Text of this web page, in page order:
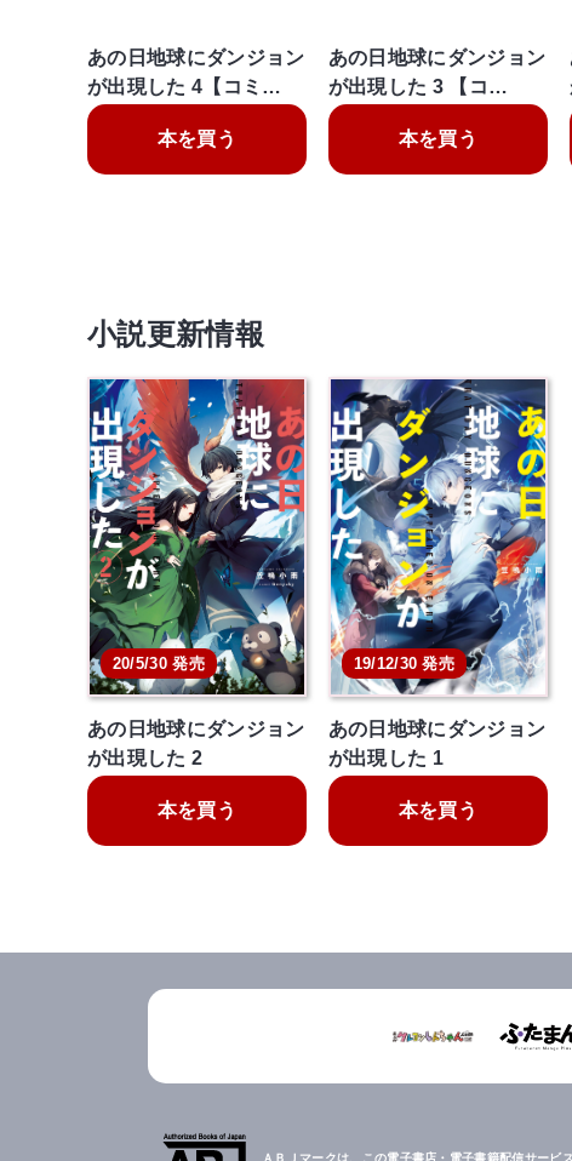
あの日地球にダンジョン
が出現した 4【コミ…
本を買う
あの日地球にダンジョン
が出現した 3 【コ…
本を買う
小説更新情報
20/5/30 発売
あの日地球にダンジョン
が出現した 2
本を買う
19/12/30 発売
あの日地球にダンジョン
が出現した 1
本を買う
ＡＢＪマークは、この電子書店・電子書籍配信サービ